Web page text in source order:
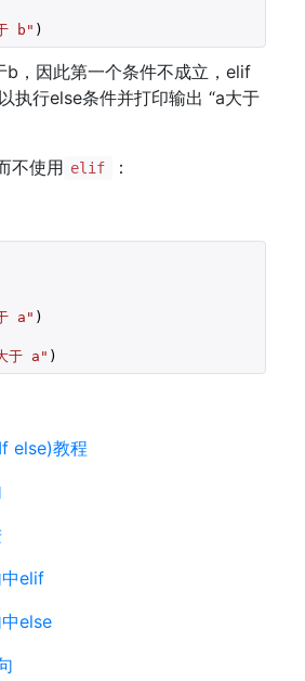
b" )
b，因此第一个条件不成立，elif
执行else条件并打印输出 “a大于
不使用 elif
：
a"
于 a" )
else)教程
elif
else